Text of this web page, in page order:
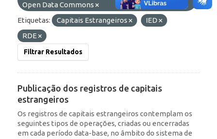
Open Data Commons
Etiquetas:
Capitais Estrangeiros
IED
RDE
Filtrar Resultados
Publicação dos registros de capitais
estrangeiros
Os registros de capitais estrangeiros contemplam os
seguintes tipos de operações, criadas ou encerradas
em cada período data-base, no âmbito do sistema de